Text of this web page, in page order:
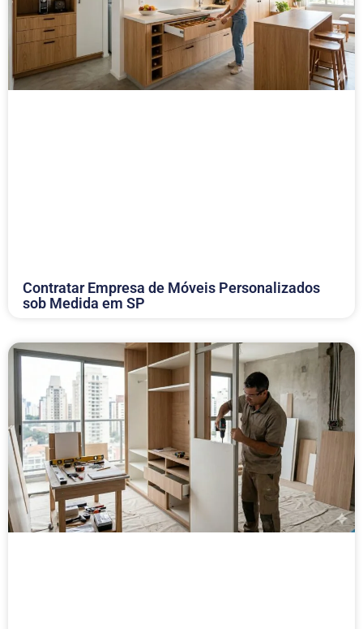
Contratar Empresa de Móveis Personalizados
sob Medida em SP